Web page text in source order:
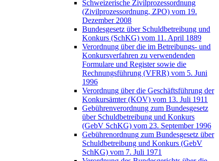
Schweizerische Zivilprozessordnung
(Zivilprozessordnung, ZPO) vom 19.
Dezember 2008
Bundesgesetz über Schuldbetreibung und
Konkurs (SchKG) vom 11. April 1889
Verordnung über die im Betreibungs- und
Konkursverfahren zu verwendenden
Formulare und Register sowie die
Rechnungsführung (VFRR) vom 5. Juni
1996
Verordnung über die Geschäftsführung der
Konkursämter (KOV) vom 13. Juli 1911
Gebührenverordnung zum Bundesgesetz
über Schuldbetreibung und Konkurs
(GebV SchKG) vom 23. September 1996
Gebührenordnung zum Bundesgesetz über
Schuldbetreibung und Konkurs (GebV
SchKG) vom 7. Juli 1971